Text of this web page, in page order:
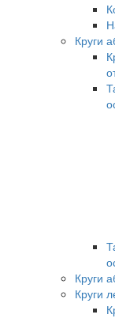
Круги
Круги
Круги